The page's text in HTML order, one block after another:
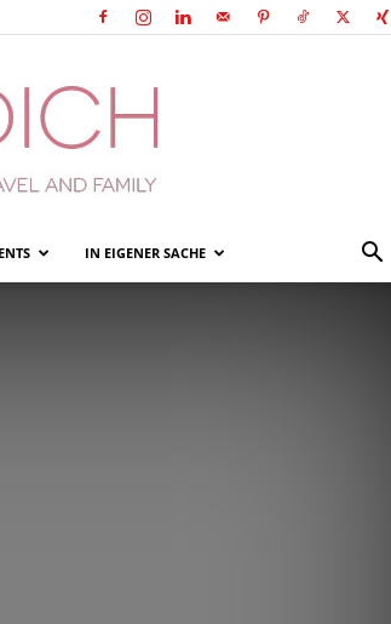
IN EIGENER SACHE